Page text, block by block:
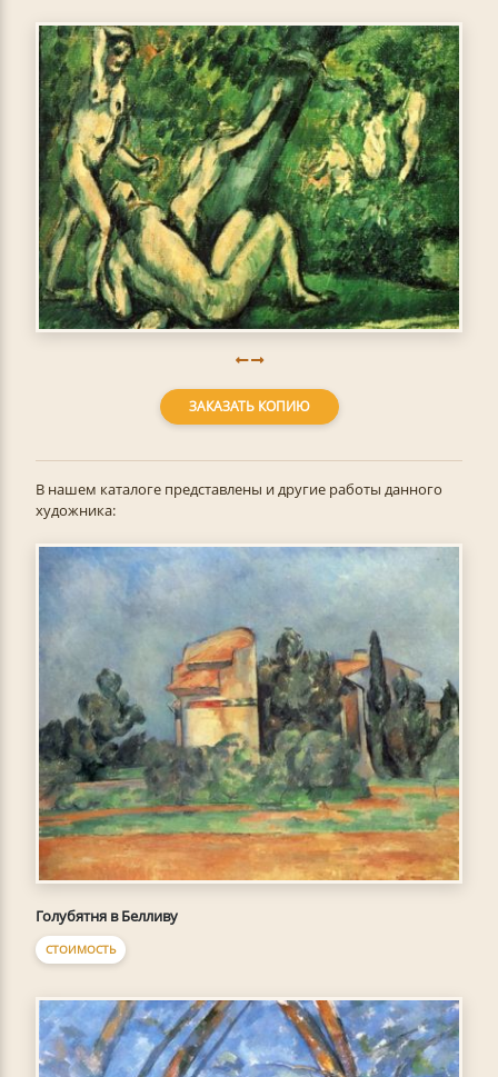
ЗАКАЗАТЬ КОПИЮ
В нашем каталоге представлены и другие работы данного
художника:
Голубятня в Белливу
СТОИМОСТЬ